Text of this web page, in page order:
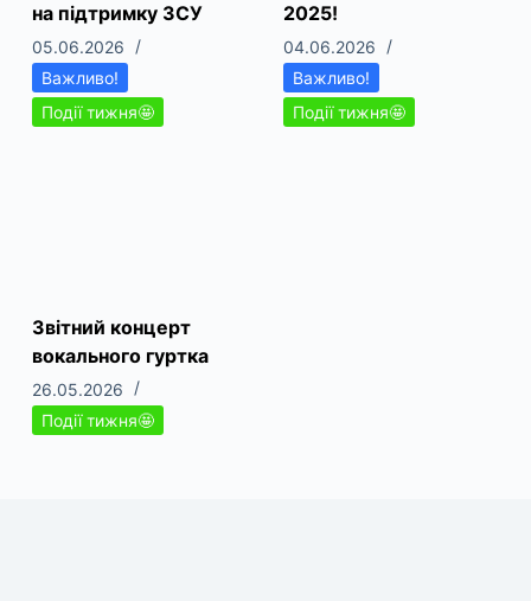
на підтримку ЗСУ
05.06.2026
Важливо!
Події тижня🤩
2025!
04.06.2026
Важливо!
Події тижня🤩
Звітний концерт
вокального гуртка
26.05.2026
Події тижня🤩